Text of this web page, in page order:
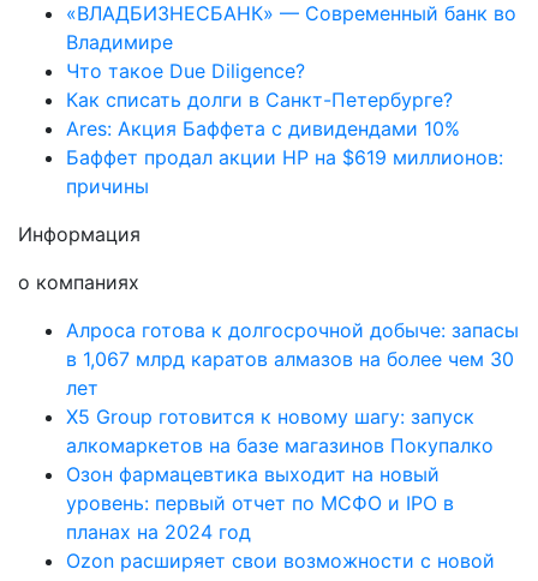
«ВЛАДБИЗНЕСБАНК» — Современный банк во
Владимире
Что такое Due Diligence?
Как списать долги в Санкт-Петербурге?
Ares: Акция Баффета с дивидендами 10%
Баффет продал акции HP на $619 миллионов:
причины
Информация
о компаниях
Алроса готова к долгосрочной добыче: запасы
в 1,067 млрд каратов алмазов на более чем 30
лет
X5 Group готовится к новому шагу: запуск
алкомаркетов на базе магазинов Покупалко
Озон фармацевтика выходит на новый
уровень: первый отчет по МСФО и IPO в
планах на 2024 год
Ozon расширяет свои возможности с новой